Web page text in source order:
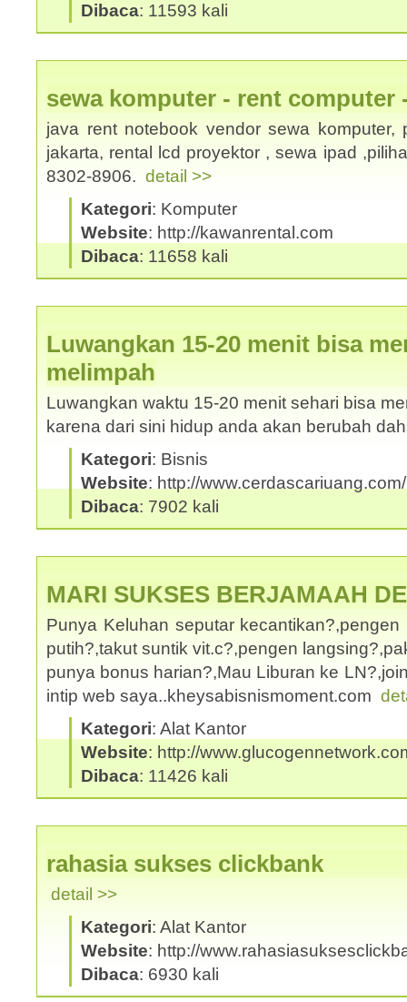
Dibaca: 11593 kali
sewa komputer - rent computer
java rent notebook vendor sewa
jakarta, rental lcd proyektor , sewa ipad
8302-8906. detail >>
Kategori: Komputer
Website: http://kawanrental.com
Dibaca: 11658 kali
Luwangkan 15-20 menit bisa
melimpah
Luwangkan waktu 15-20 menit sehari bisa
karena dari sini hidup anda akan berubah
Kategori: Bisnis
Website: http://
Dibaca: 7902 kali
MARI SUKSES BERJAMAAH
Punya Keluhan seputar
putih?,takut suntik vit.c?,pengen
punya bonus harian?,Mau Liburan ke
intip web saya..kheysabisnismoment.com
Kategori: Alat Kantor
Website: http://
Dibaca: 11426 kali
rahasia sukses clickbank
detail >>
Kategori: Alat Kantor
Website: http://
Dibaca: 6930 kali